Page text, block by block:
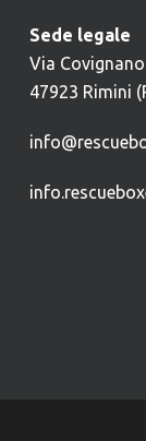
Sede legale
Via
47923 Rimini